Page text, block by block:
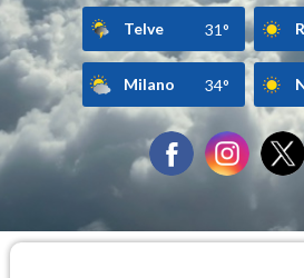
Telve 31°
Milano 34°